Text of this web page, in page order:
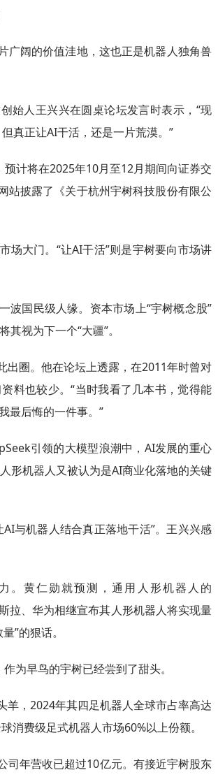
广阔的价值洼地，这也正是机器人独角兽
始人王兴兴在圆桌论坛发言时表示，“现
真正让AI干活，还是一片荒漠。”
计将在2025年10月至12月期间向证券交
站披露了《关于杭州宇树科技股份有限公
场大门。“让AI干活”则是宇树要向市场讲
波国民级人缘。资本市场上“宇树概念股”
视为下一个“大疆”。
出圈。他在论坛上透露，在2011年时曾对
料也较少。“当时我看了几本书，觉得能
最后悔的一件事。”
引领的大模型浪潮中，AI发展的重心
形机器人又被认为是AI商业化落地的关键
与机器人结合真正落地干活”。王兴兴感
。黄仁勋就预测，通用人形机器人的
拉、华为相继宣布其人形机器人将实现量
”的狠话。
为早鸟的宇树已经尝到了甜头。
羊，2024年其四足机器人全球市占率高达
消费级足式机器人市场60%以上份额。
司年营收已超过10亿元。有接近宇树股东